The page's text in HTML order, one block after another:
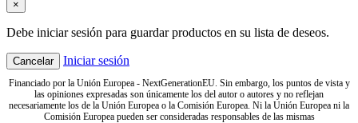
×
Debe iniciar sesión para guardar productos en su lista de deseos.
Cancelar Iniciar sesión
Financiado por la Unión Europea - NextGenerationEU. Sin embargo, los puntos de vista y
las opiniones expresadas son únicamente los del autor o autores y no reflejan
necesariamente los de la Unión Europea o la Comisión Europea. Ni la Unión Europea ni la
Comisión Europea pueden ser consideradas responsables de las mismas